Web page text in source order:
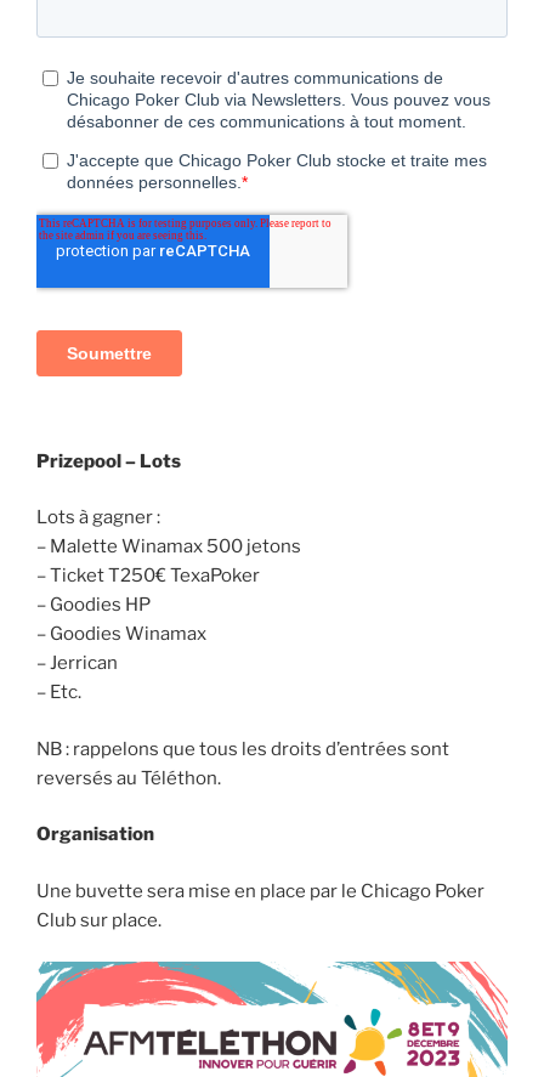
Prizepool – Lots
Lots à gagner :
– Malette Winamax 500 jetons
– Ticket T250€ TexaPoker
– Goodies HP
– Goodies Winamax
– Jerrican
– Etc.
NB : rappelons que tous les droits d’entrées sont
reversés au Téléthon.
Organisation
Une buvette sera mise en place par le Chicago Poker
Club sur place.